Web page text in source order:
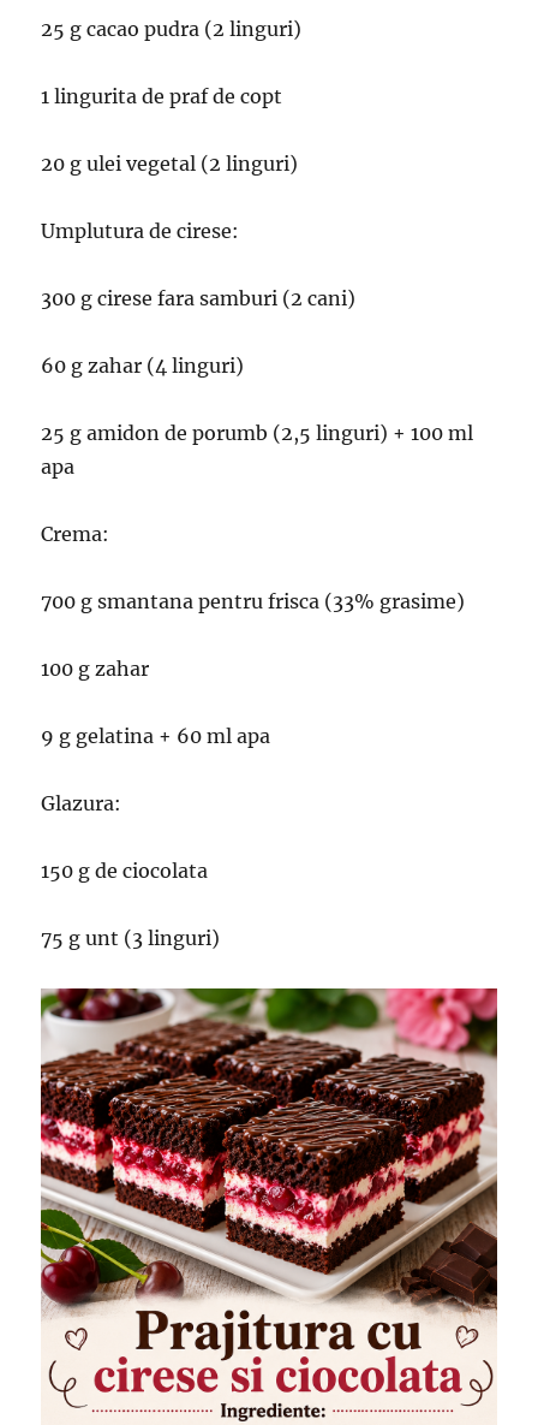
25 g cacao pudra (2 linguri)
1 lingurita de praf de copt
20 g ulei vegetal (2 linguri)
Umplutura de cirese:
300 g cirese fara samburi (2 cani)
60 g zahar (4 linguri)
25 g amidon de porumb (2,5 linguri) + 100 ml
apa
Crema:
700 g smantana pentru frisca (33% grasime)
100 g zahar
9 g gelatina + 60 ml apa
Glazura:
150 g de ciocolata
75 g unt (3 linguri)